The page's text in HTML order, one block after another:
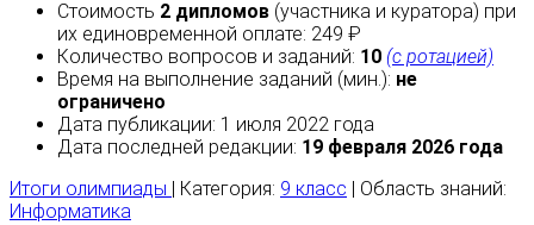
Стоимость 2 дипломов (участника и куратора) при
их единовременной оплате: 249 ₽
Количество вопросов и заданий: 10 (с ротацией)
Время на выполнение заданий (мин.): не
ограничено
Дата публикации: 1 июля 2022 года
Дата последней редакции: 19 февраля 2026 года
Итоги олимпиады
| Категория: 9 класс | Область знаний:
Информатика